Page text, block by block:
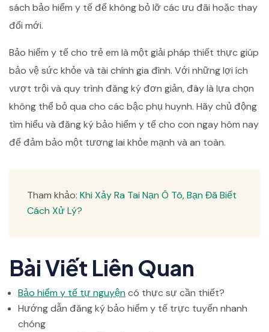
sách bảo hiểm y tế để không bỏ lỡ các ưu đãi hoặc thay
đổi mới.
Bảo hiểm y tế cho trẻ em là một giải pháp thiết thực giúp
bảo vệ sức khỏe và tài chính gia đình. Với những lợi ích
vượt trội và quy trình đăng ký đơn giản, đây là lựa chọn
không thể bỏ qua cho các bậc phụ huynh. Hãy chủ động
tìm hiểu và đăng ký bảo hiểm y tế cho con ngay hôm nay
để đảm bảo một tương lai khỏe mạnh và an toàn.
Tham khảo: Khi Xảy Ra Tai Nạn Ô Tô, Bạn Đã Biết
Cách Xử Lý?
Bài Viết Liên Quan
Bảo hiểm y tế tự nguyệncó thực sự cần thiết?
Hướng dẫn đăng ký bảo hiểm y tế trực tuyến nhanh
chóng